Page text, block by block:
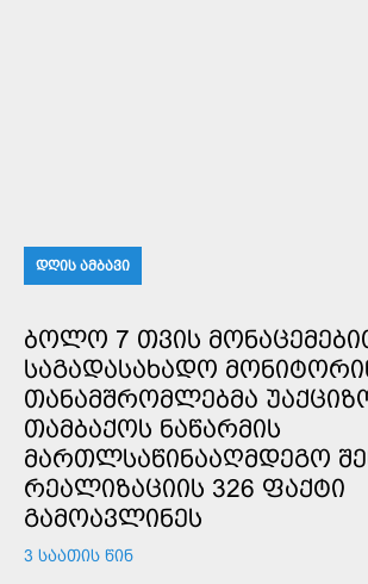
ᲓᲦᲘᲡ ᲐᲛᲑᲐᲕᲘ
ᲑᲝᲚᲝ 7 ᲗᲕᲘᲡ
ᲡᲐᲒᲐᲓᲐᲡᲐᲮᲐᲓᲝ
ᲗᲐᲜᲐᲛᲨᲠᲝᲛᲚᲔᲑᲛᲐ
ᲗᲐᲛᲑᲐᲥᲝᲡ ᲜᲐᲬᲐᲠᲛᲘᲡ
ᲛᲐᲠᲗᲚᲡᲐᲬᲘᲜᲐᲐᲦᲛᲓᲔᲒᲝ
ᲠᲔᲐᲚᲘᲖᲐᲪᲘᲘᲡ 326 ᲤᲐᲥᲢᲘ
ᲒᲐᲛᲝᲐᲕᲚᲘᲜᲔᲡ
3 ᲡᲐᲐᲗᲘᲡ ᲬᲘᲜ